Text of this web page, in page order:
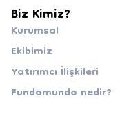
Biz Kimiz?
Kurumsal
Ekibimiz
Yatırımcı İlişkileri
Fundomundo nedir?